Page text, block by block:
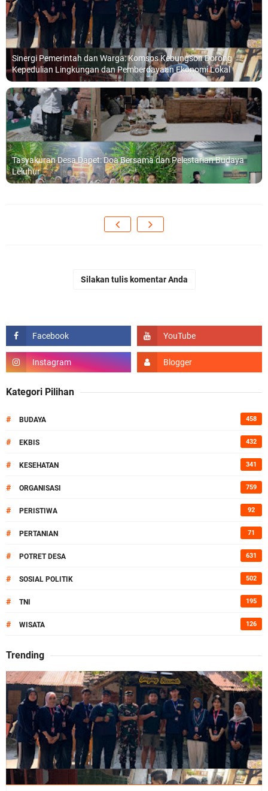
Sinergi Pemerintah dan Warga: Komsos Kebungson Dorong
Kepedulian Lingkungan dan Pemberdayaan Ekonomi Lokal
Tasyakuran Desa Dapet: Doa Bersama dan Pelestarian Budaya
Leluhur
Silakan tulis komentar Anda
Kategori Pilihan
# BUDAYA 458
# EKBIS 432
# KESEHATAN 341
# ORGANISASI 759
# PERISTIWA 92
# PERTANIAN 71
# POTRET DESA 631
# SOSIAL POLITIK 502
# TNI 195
# WISATA 126
Trending